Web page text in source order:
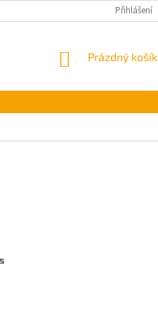
ÚDAJŮ Přihlášení
NÁKUPNÍ
Prázdný košík